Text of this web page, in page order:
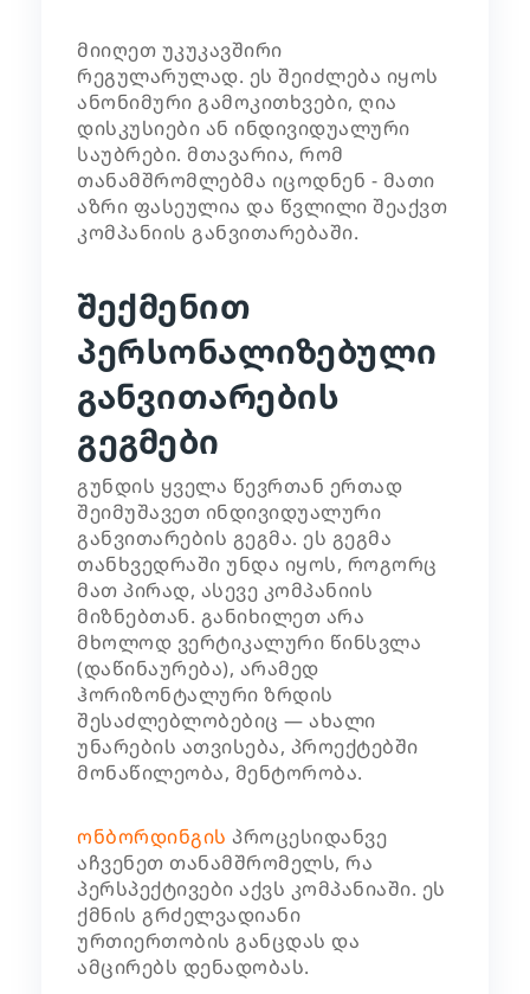
მიიღეთ უკუკავშირი
რეგულარულად. ეს შეიძლება იყოს
ანონიმური გამოკითხვები, ღია
დისკუსიები ან ინდივიდუალური
საუბრები. მთავარია, რომ
თანამშრომლებმა იცოდნენ - მათი
აზრი ფასეულია და წვლილი შეაქვთ
კომპანიის განვითარებაში.
შექმენით
პერსონალიზებული
განვითარების
გეგმები
გუნდის ყველა წევრთან ერთად
შეიმუშავეთ ინდივიდუალური
განვითარების გეგმა. ეს გეგმა
თანხვედრაში უნდა იყოს, როგორც
მათ პირად, ასევე კომპანიის
მიზნებთან. განიხილეთ არა
მხოლოდ ვერტიკალური წინსვლა
(დაწინაურება), არამედ
ჰორიზონტალური ზრდის
შესაძლებლობებიც — ახალი
უნარების ათვისება, პროექტებში
მონაწილეობა, მენტორობა.
ონბორდინგის პროცესიდანვე
აჩვენეთ თანამშრომელს, რა
პერსპექტივები აქვს კომპანიაში. ეს
ქმნის გრძელვადიანი
ურთიერთობის განცდას და
ამცირებს დენადობას.